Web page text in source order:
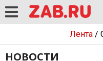
Лента/
НОВОСТИ